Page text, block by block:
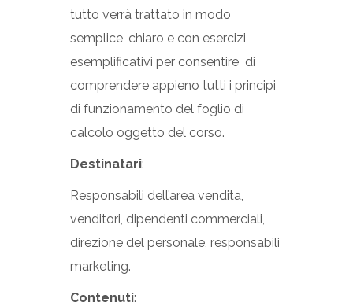
tutto verrà trattato in modo
semplice, chiaro e con esercizi
esemplificativi per consentire di
comprendere appieno tutti i principi
di funzionamento del foglio di
calcolo oggetto del corso.
Destinatari:
Responsabili dell’area vendita,
venditori, dipendenti commerciali,
direzione del personale, responsabili
marketing.
Contenuti: